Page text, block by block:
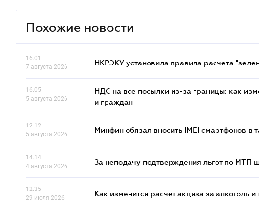
Похожие новости
16.01
7 августа 2026
НКРЭКУ установила правила расчета
16.05
5 августа 2026
НДС на все посылки из-за границы: как
и граждан
12.12
5 августа 2026
Минфин обязал вносить IMEI смартфонов
14.14
4 августа 2026
За неподачу подтверждения льгот по МТП
12.35
29 июля 2026
Как изменится расчет акциза за алкоголь и